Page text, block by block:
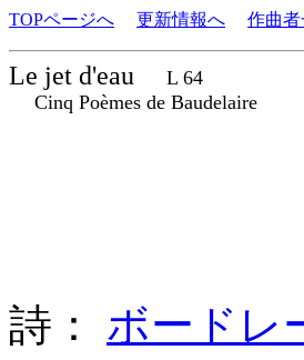
TOPページへ 更新情報へ 作曲
Le jet d'eau
L 64
Cinq Poèmes de Baudelaire
詩： ボードレ